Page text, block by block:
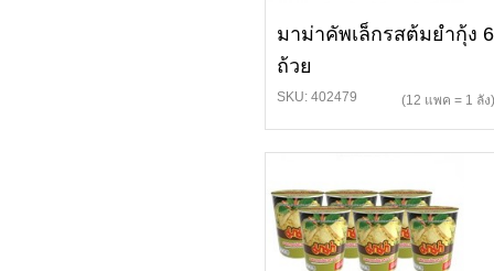
มาม่าคัพเล็กรสต้มยำกุ้ง 6
ถ้วย
SKU: 402479 (12 แพค = 1 ลัง)